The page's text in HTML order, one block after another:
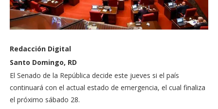
Redacción Digital
Santo Domingo, RD
El Senado de la República decide este jueves si el país
continuará con el actual estado de emergencia, el cual finaliza
el próximo sábado 28.